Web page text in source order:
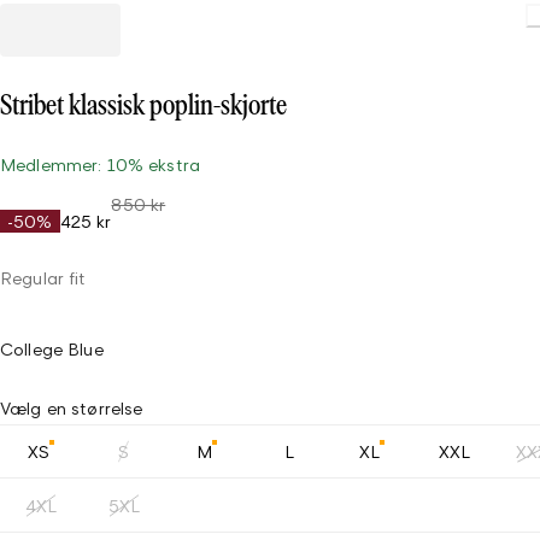
Stribet klassisk poplin-skjorte
Medlemmer: 10% ekstra
-50% 425 kr
850 kr
Regular fit
College Blue
Vælg en størrelse
XS S M L XL XXL
4XL 5XL